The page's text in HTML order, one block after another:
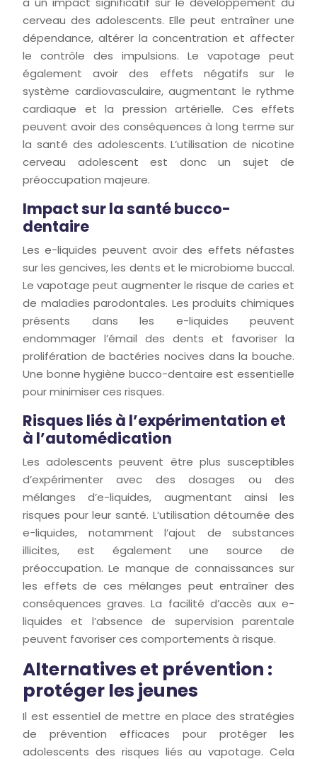
cerveau des adolescents. Elle peut entraîner une
dépendance, altérer la concentration et affecter
le contrôle des impulsions. Le vapotage peut
également avoir des effets négatifs sur le
système cardiovasculaire, augmentant le rythme
cardiaque et la pression artérielle. Ces effets
peuvent avoir des conséquences à long terme sur
la santé des adolescents. L’utilisation de nicotine
cerveau adolescent est donc un sujet de
préoccupation majeure.
Impact sur la santé bucco-
dentaire
Les e-liquides peuvent avoir des effets néfastes
sur les gencives, les dents et le microbiome buccal.
Le vapotage peut augmenter le risque de caries et
de maladies parodontales. Les produits chimiques
présents dans les e-liquides peuvent
endommager l’émail des dents et favoriser la
prolifération de bactéries nocives dans la bouche.
Une bonne hygiène bucco-dentaire est essentielle
pour minimiser ces risques.
Risques liés à l’expérimentation et
à l’automédication
Les adolescents peuvent être plus susceptibles
d’expérimenter avec des dosages ou des
mélanges d’e-liquides, augmentant ainsi les
risques pour leur santé. L’utilisation détournée des
e-liquides, notamment l’ajout de substances
illicites, est également une source de
préoccupation. Le manque de connaissances sur
les effets de ces mélanges peut entraîner des
conséquences graves. La facilité d’accès aux e-
liquides et l’absence de supervision parentale
peuvent favoriser ces comportements à risque.
Alternatives et prévention :
protéger les jeunes
Il est essentiel de mettre en place des stratégies
de prévention efficaces pour protéger les
adolescents des risques liés au vapotage. Cela